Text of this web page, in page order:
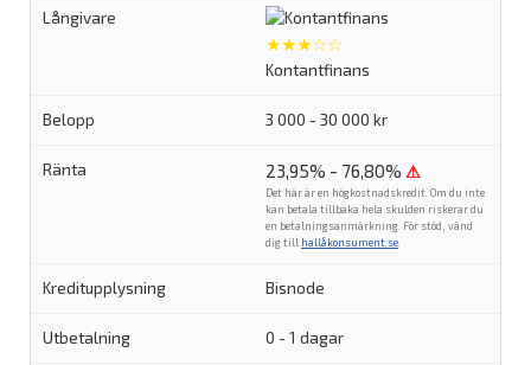
★★★☆☆
Kontantfinans
3 000 - 30 000 kr
23,95% - 76,80% ⚠
Det här är en högkostnadskredit. Om du inte
kan betala tillbaka hela skulden riskerar du
en betalningsanmärkning. För stöd, vänd
dig till hallåkonsument.se
Bisnode
0 - 1 dagar